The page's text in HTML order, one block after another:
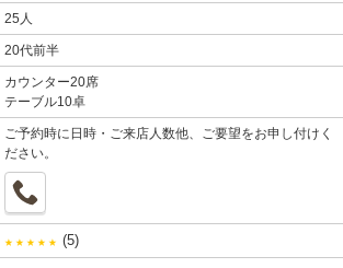
25人
20代前半
カウンター20席
テーブル10卓
ご予約時に日時・ご来店人数他、ご要望をお申し付けく
ださい。
★ ★ ★ ★ ★ (5)